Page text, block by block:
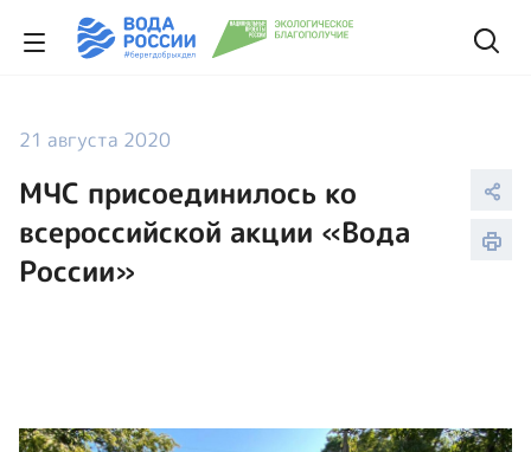
21 августа 2020
МЧС присоединилось ко
всероссийской акции «Вода
России»